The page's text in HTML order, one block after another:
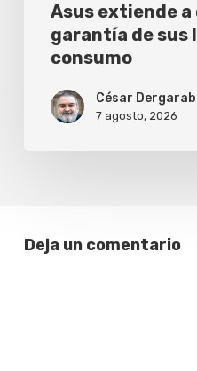
consumo
Asus extiende a
garantía de sus
consumo
César
7 agosto, 2026
Deja un comentario